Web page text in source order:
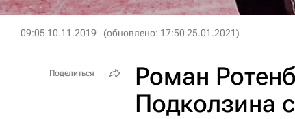
09:05 10.11.2019 (обновлено: 17:50 25.01.2021)
Роман
Подколзина
Поделиться